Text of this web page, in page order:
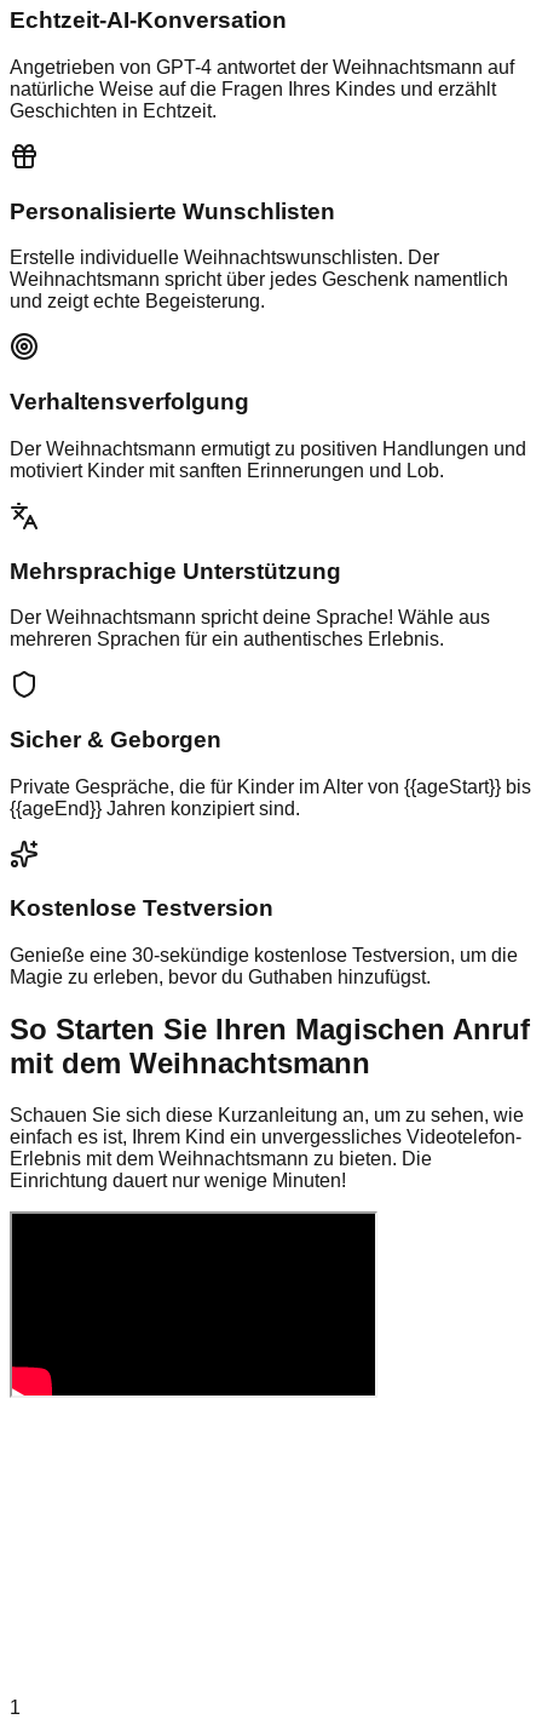
Echtzeit-AI-Konversation
Angetrieben von GPT-4 antwortet der Weihnachtsmann auf
natürliche Weise auf die Fragen Ihres Kindes und erzählt
Geschichten in Echtzeit.
Personalisierte Wunschlisten
Erstelle individuelle Weihnachtswunschlisten. Der
Weihnachtsmann spricht über jedes Geschenk namentlich
und zeigt echte Begeisterung.
Verhaltensverfolgung
Der Weihnachtsmann ermutigt zu positiven Handlungen und
motiviert Kinder mit sanften Erinnerungen und Lob.
Mehrsprachige Unterstützung
Der Weihnachtsmann spricht deine Sprache! Wähle aus
mehreren Sprachen für ein authentisches Erlebnis.
Sicher & Geborgen
Private Gespräche, die für Kinder im Alter von {{ageStart}} bis
{{ageEnd}} Jahren konzipiert sind.
Kostenlose Testversion
Genieße eine 30-sekündige kostenlose Testversion, um die
Magie zu erleben, bevor du Guthaben hinzufügst.
So Starten Sie Ihren Magischen Anruf
mit dem Weihnachtsmann
Schauen Sie sich diese Kurzanleitung an, um zu sehen, wie
einfach es ist, Ihrem Kind ein unvergessliches Videotelefon-
Erlebnis mit dem Weihnachtsmann zu bieten. Die
Einrichtung dauert nur wenige Minuten!
1